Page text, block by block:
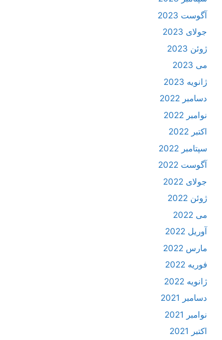
آگوست 2023
جولای 2023
ژوئن 2023
می 2023
ژانویه 2023
دسامبر 2022
نوامبر 2022
اکتبر 2022
سپتامبر 2022
آگوست 2022
جولای 2022
ژوئن 2022
می 2022
آوریل 2022
مارس 2022
فوریه 2022
ژانویه 2022
دسامبر 2021
نوامبر 2021
اکتبر 2021